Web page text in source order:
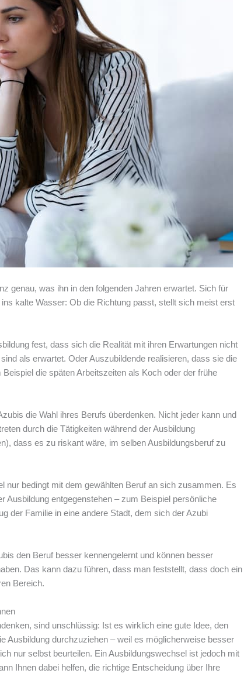
genau, was ihn in den folgenden Jahren erwartet. Sich für
kalte Wasser: Ob die Richtung passt, stellt sich meist erst
fest, dass sich die Realität mit ihren Erwartungen nicht
als erwartet. Oder Auszubildende realisieren, dass sie die
Beispiel die späten Arbeitszeiten als Koch oder der frühe
die Wahl ihres Berufs überdenken. Nicht jeder kann und
durch die Tätigkeiten während der Ausbildung
dass es zu riskant wäre, im selben Ausbildungsberuf zu
nur bedingt mit dem gewählten Beruf an sich zusammen. Es
Ausbildung entgegenstehen – zum Beispiel persönliche
der Familie in eine andere Stadt, dem sich der Azubi
den Beruf besser kennengelernt und können besser
Das kann dazu führen, dass man feststellt, dass doch ein
Bereich.
sind unschlüssig: Ist es wirklich eine gute Idee, den
Ausbildung durchzuziehen – weil es möglicherweise besser
nur selbst beurteilen. Ein Ausbildungswechsel ist jedoch mit
Ihnen dabei helfen, die richtige Entscheidung über Ihre